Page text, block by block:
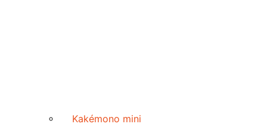
Kakémono mini